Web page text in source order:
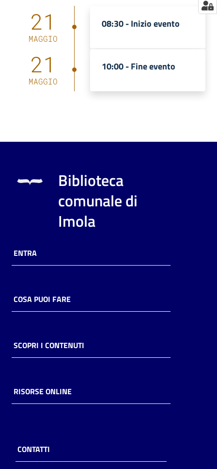
21
MAGGIO
08:30 -Inizio evento
21
MAGGIO
10:00 -Fine evento
Biblioteca
comunale di
Imola
ENTRA
COSA PUOI FARE
SCOPRI I CONTENUTI
RISORSE ONLINE
CONTATTI